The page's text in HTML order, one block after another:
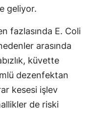
geliyor.
fazlasında E. Coli
arasında
küvette
dezenfektan
kesesi işlev
de riski